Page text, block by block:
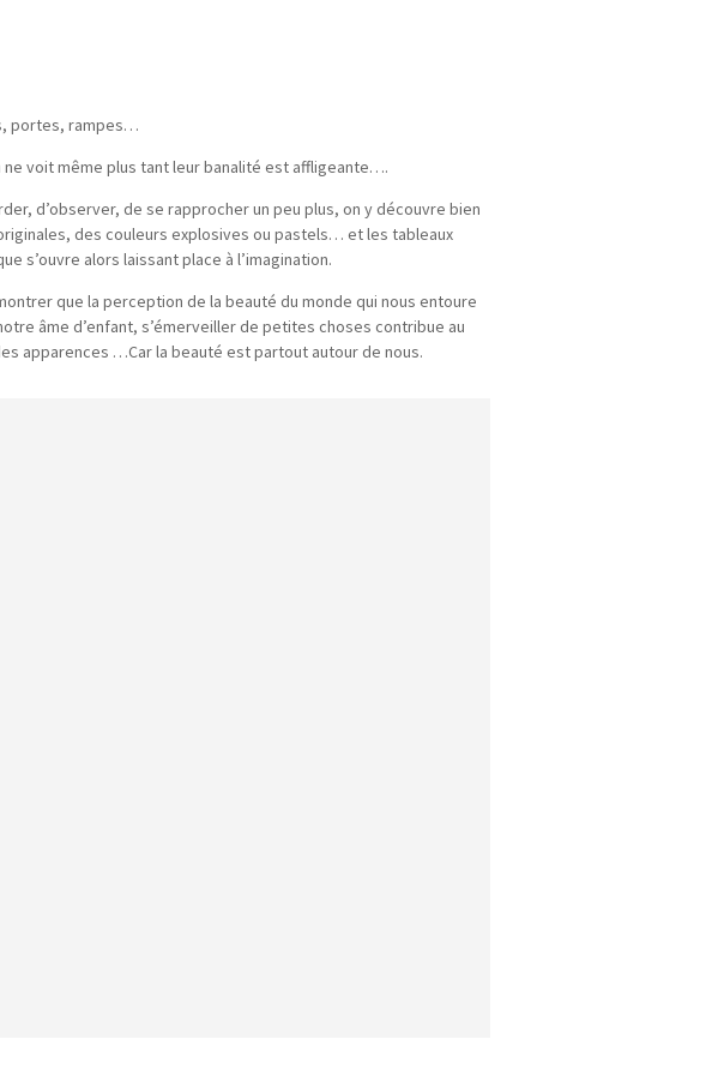
portes, rampes…
voit même plus tant leur banalité est affligeante….
d’observer, de se rapprocher un peu plus, on y découvre bien
des couleurs explosives ou pastels… et les tableaux
s’ouvre alors laissant place à l’imagination.
que la perception de la beauté du monde qui nous entoure
âme d’enfant, s’émerveiller de petites choses contribue au
apparences …Car la beauté est partout autour de nous.